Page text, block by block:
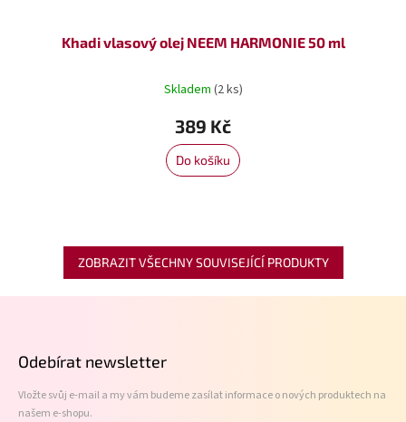
Khadi vlasový olej NEEM HARMONIE 50 ml
Skladem (2 ks)
389 Kč
Do košíku
ZOBRAZIT VŠECHNY SOUVISEJÍCÍ PRODUKTY
Odebírat newsletter
Vložte svůj e-mail a my vám budeme zasílat informace o nových produktech na
našem e-shopu.